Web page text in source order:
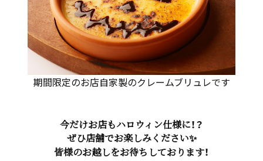
期間限定のお店自家製のクレームブリュレです
今だけお店もハロウィン仕様に！？
ぜひ店舗でお楽しみください✨
皆様のお越しをお待ちしております！